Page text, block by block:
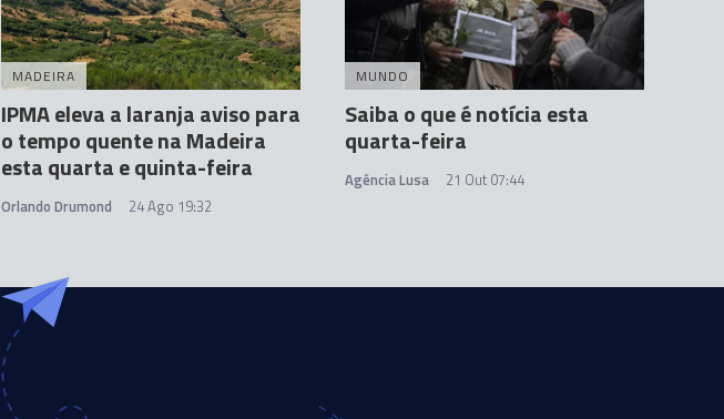
MADEIRA
IPMA eleva a laranja aviso para
o tempo quente na Madeira
esta quarta e quinta-feira
Orlando Drumond 24 Ago 19:32
MUNDO
Saiba o que é notícia esta
quarta-feira
Agência Lusa 21 Out 07:44